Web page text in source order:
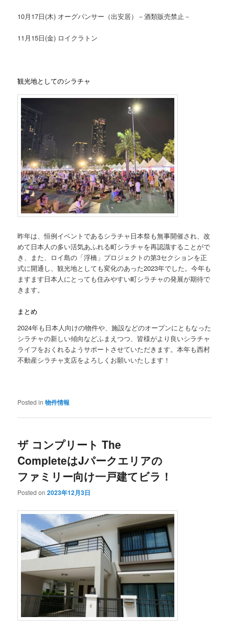
10月17日(木) オーグパンサー（出安居）－酒類販売禁止－
11月15日(金) ロイクラトン
観光地としてのシラチャ
昨年は、恒例イベントであるシラチャ日本祭も無事開催され、改
めて日本人の多い活気あふれる町シラチャを再認識することがで
き、また、ロイ島の「浮橋」プロジェクトの第3セクションを正
式に開通し、観光地としても変化のあった2023年でした。今年も
ますます日本人にとっても住みやすい町シラチャの発展が期待で
きます。
まとめ
2024年も日本人向けの物件や、施設などのオープンにともなった
シラチャの新しい傾向などふまえつつ、皆様がより良いシラチャ
ライフをおくれるようサポートさせていただきます。本年も西村
不動産シラチャ支店をよろしくお願いいたします！
Posted in 物件情報
ザ コンプリート The
CompleteはJパークエリアの
ファミリー向け一戸建てビラ！
Posted on2023年12月3日